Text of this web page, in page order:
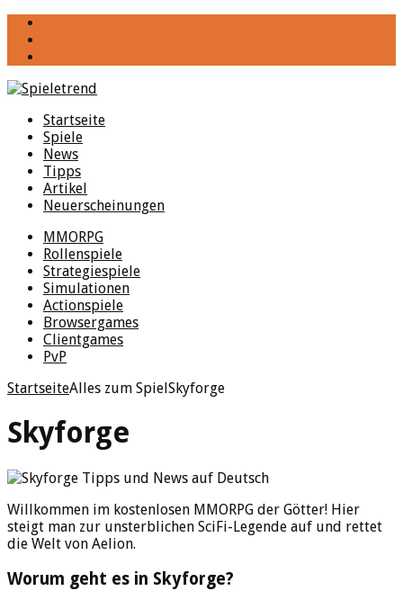
Startseite
Spiele
News
Tipps
Artikel
Neuerscheinungen
MMORPG
Rollenspiele
Strategiespiele
Simulationen
Actionspiele
Browsergames
Clientgames
PvP
StartseiteAlles zum SpielSkyforge
Skyforge
Willkommen im kostenlosen MMORPG der Götter! Hier
steigt man zur unsterblichen SciFi-Legende auf und rettet
die Welt von Aelion.
Worum geht es in Skyforge?